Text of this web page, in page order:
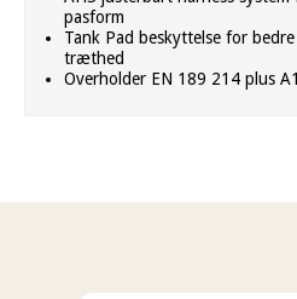
pasform
Tank Pad beskyttelse for
træthed
Overholder EN 189 214 plus